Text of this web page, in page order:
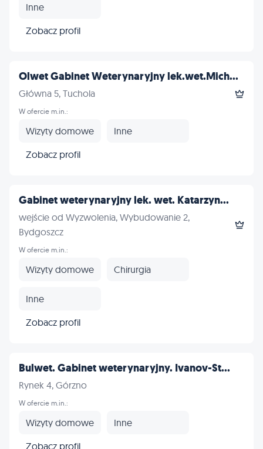
Inne
Zobacz profil
Olwet Gabinet Weterynaryjny lek.wet.Mich...
Główna 5, Tuchola
W ofercie m.in.:
Wizyty domowe
Inne
Zobacz profil
Gabinet weterynaryjny lek. wet. Katarzyn...
wejście od Wyzwolenia, Wybudowanie 2,
Bydgoszcz
W ofercie m.in.:
Wizyty domowe Chirurgia
Inne
Zobacz profil
Bulwet. Gabinet weterynaryjny. Ivanov-St...
Rynek 4, Górzno
W ofercie m.in.:
Wizyty domowe
Inne
Zobacz profil